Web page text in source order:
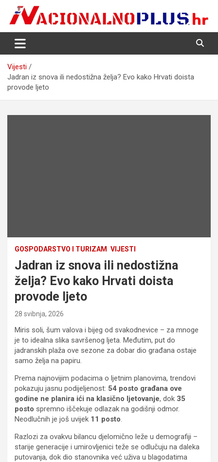
content
NacionalnoPlus.hr
Nacija želi znati više
Vijesti
Jadran iz snova ili nedostižna želja? Evo kako Hrvati doista
provode ljeto
GOSPODARSTVO I TURIZAM VIJESTI
Jadran iz snova ili nedostižna
želja? Evo kako Hrvati doista
provode ljeto
28 svibnja, 2026
Miris soli, šum valova i bijeg od svakodnevice – za mnoge
je to idealna slika savršenog ljeta. Međutim, put do
jadranskih plaža ove sezone za dobar dio građana ostaje
samo želja na papiru.
Prema najnovijim podacima o ljetnim planovima, trendovi
pokazuju jasnu podijeljenost: 54 posto građana ove
godine ne planira ići na klasično ljetovanje, dok 35
posto spremno iščekuje odlazak na godišnji odmor.
Neodlučnih je još uvijek 11 posto.
Razlozi za ovakvu bilancu djelomično leže u demografiji –
starije generacije i umirovljenici teže se odlučuju na daleka
putovanja, dok dio stanovnika već uživa u blagodatima